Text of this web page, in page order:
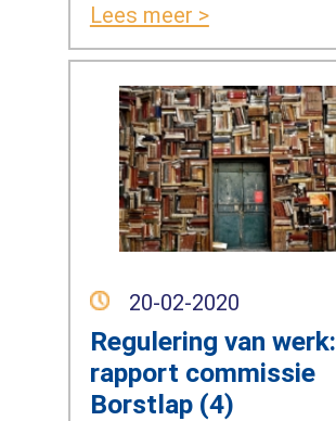
Lees meer >
20-02-2020
Regulering van werk:
rapport commissie
Borstlap (4)